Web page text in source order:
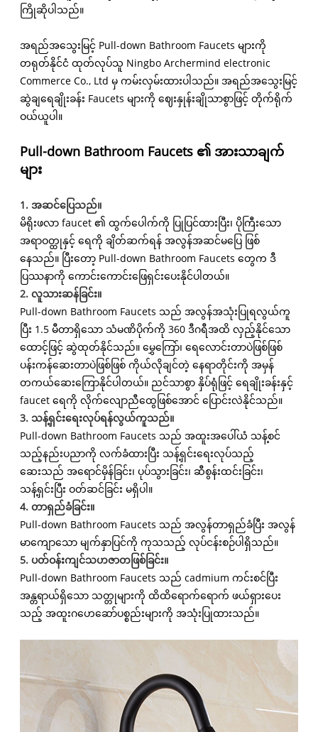
ကြိုဆိုပါသည်။
အရည်အသွေးမြင့် Pull-down Bathroom Faucets များကို
တရုတ်နိုင်ငံ ထုတ်လုပ်သူ Ningbo Archermind electronic
Commerce Co., Ltd မှ ကမ်းလှမ်းထားပါသည်။ အရည်အသွေးမြင့်
ဆွဲချရေချိုးခန်း Faucets များကို ဈေးနှုန်းချိုသာစွာဖြင့် တိုက်ရိုက်
ဝယ်ယူပါ။
Pull-down Bathroom Faucets ၏ အားသာချက်
များ
1. အဆင်ပြေသည်။
မိရိုးဖလာ faucet ၏ ထွက်ပေါက်ကို ပြုပြင်ထားပြီး၊ ပိုကြီးသော
အရာဝတ္ထုနှင့် ရေကို ချိတ်ဆက်ရန် အလွန်အဆင်မပြေ ဖြစ်
နေသည်။ ပြီးတော့ Pull-down Bathroom Faucets တွေက ဒီ
ပြဿနာကို ကောင်းကောင်းဖြေရှင်းပေးနိုင်ပါတယ်။
2. လူသားဆန်ခြင်း။
Pull-down Bathroom Faucets သည် အလွန်အသုံးပြုရလွယ်ကူ
ပြီး 1.5 မီတာရှိသော သံမဏိပိုက်ကို 360 ဒီဂရီအထိ လှည့်နိုင်သော
ထောင့်ဖြင့် ဆွဲထုတ်နိုင်သည်။ မွှေကြော်၊ ရေလောင်းတာပဲဖြစ်ဖြစ်
ပန်းကန်ဆေးတာပဲဖြစ်ဖြစ် ကိုယ်လိုချင်တဲ့ နေရာတိုင်းကို အမှန်
တကယ်ဆေးကြောနိုင်ပါတယ်။ ညင်သာစွာ နှိပ်ရုံဖြင့် ရေချိုးခန်းနှင့်
faucet ရေကို လိုက်လျောညီထွေဖြစ်အောင် ပြောင်းလဲနိုင်သည်။
3. သန့်ရှင်းရေးလုပ်ရန်လွယ်ကူသည်။
Pull-down Bathroom Faucets သည် အထူးအပေါ်ယံ သန့်စင်
သည့်နည်းပညာကို လက်ခံထားပြီး သန့်ရှင်းရေးလုပ်သည့်
ဆေးသည် အရောင်မှိန်ခြင်း၊ ပုပ်သွားခြင်း၊ ဆီစွန်းထင်းခြင်း၊
သန့်ရှင်းပြီး ဝတ်ဆင်ခြင်း မရှိပါ။
4. တာရှည်ခံခြင်း။
Pull-down Bathroom Faucets သည် အလွန်တာရှည်ခံပြီး အလွန်
မာကျောသော မျက်နှာပြင်ကို ကုသသည့် လုပ်ငန်းစဉ်ပါရှိသည်။
5. ပတ်ဝန်းကျင်သဟဇာတဖြစ်ခြင်း။
Pull-down Bathroom Faucets သည် cadmium ကင်းစင်ပြီး
အန္တရာယ်ရှိသော သတ္တုများကို ထိထိရောက်ရောက် ဖယ်ရှားပေး
သည့် အထူးဂဟေဆော်ပစ္စည်းများကို အသုံးပြုထားသည်။